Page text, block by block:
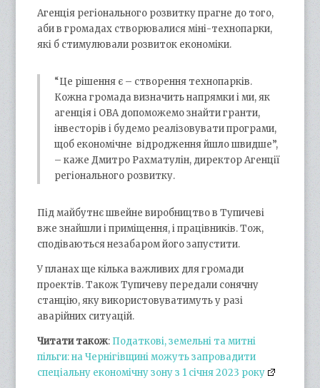
Агенція регіонального розвитку прагне до того,
аби в громадах створювалися міні-технопарки,
які б стимулювали розвиток економіки.
“Це рішення є – створення технопарків.
Кожна громада визначить напрямки і ми, як
агенція і ОВА допоможемо знайти гранти,
інвесторів і будемо реалізовувати програми,
щоб економічне відродження йшло швидше”,
– каже Дмитро Рахматулін, директор Агенції
регіонального розвитку.
Під майбутнє швейне виробництво в Тупичеві
вже знайшли і приміщення, і працівників. Тож,
сподіваються незабаром його запустити.
У планах ще кілька важливих для громади
проектів. Також Тупичеву передали сонячну
станцію, яку використовуватимуть у разі
аварійних ситуацій.
Читати також: Податкові, земельні та митні
пільги: на Чернігівщині можуть запровадити
спеціальну економічну зону з 1 січня 2023 року